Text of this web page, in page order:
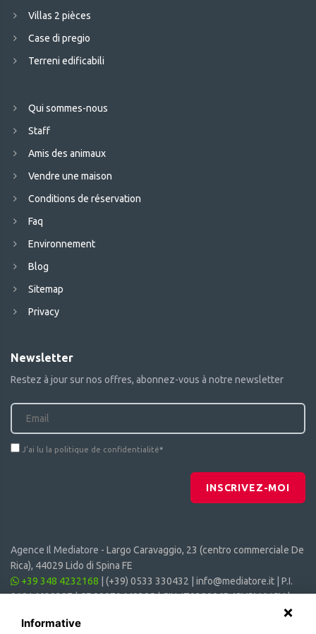
Villas 2 pièces
Case di pregio
Terreni edificabili
Qui sommes-nous
Staff
Amis des animaux
Vendre une maison
Conditions de réservation
Faq
Environnement
Blog
Sitemap
Privacy
Newsletter
Restez à jour sur nos offres, abonnez-vous à notre newsletter
J'ai lu la politique de confidentialité*
INSCRIVEZ-MOI
Agence Il Mediatore - Largo Caravaggio, 23 (centro commerciale De
Rica), 44029 Lido di Spina FE
+39 348 4232168
(+39) 0533 330432 info@mediatore.it | P.I.
01014620387 | CF 00870440385 | CIN: IT038006B4SVSM6JCV |
Informative